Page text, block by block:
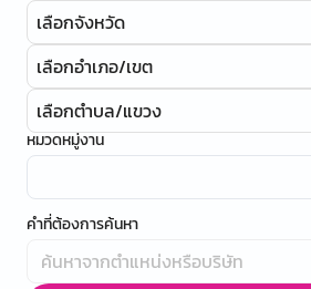
เลือกจังหวัด
เลือกอำเภอ/เขต
เลือกตำบล/แขวง
หมวดหมู่งาน
คำที่ต้องการค้นหา